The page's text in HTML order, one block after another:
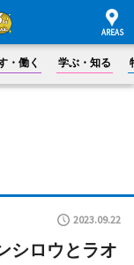
・働く 学ぶ・知る
2023.09.22
シロウとラオ